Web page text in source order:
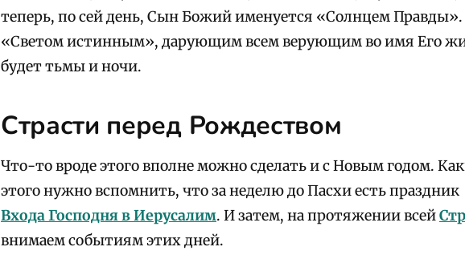
теперь, по сей день, Сын Божий именуется «Солнцем
«Светом истинным», дарующим всем верующим во имя Его
будет тьмы и ночи.
Страсти перед Рождеством
Что-то вроде этого вполне можно сделать и с Новым годом.
этого нужно вспомнить, что за неделю до Пасхи есть праздник
Входа Господня в Иерусалим. И затем, на протяжении всей
внимаем событиям этих дней.